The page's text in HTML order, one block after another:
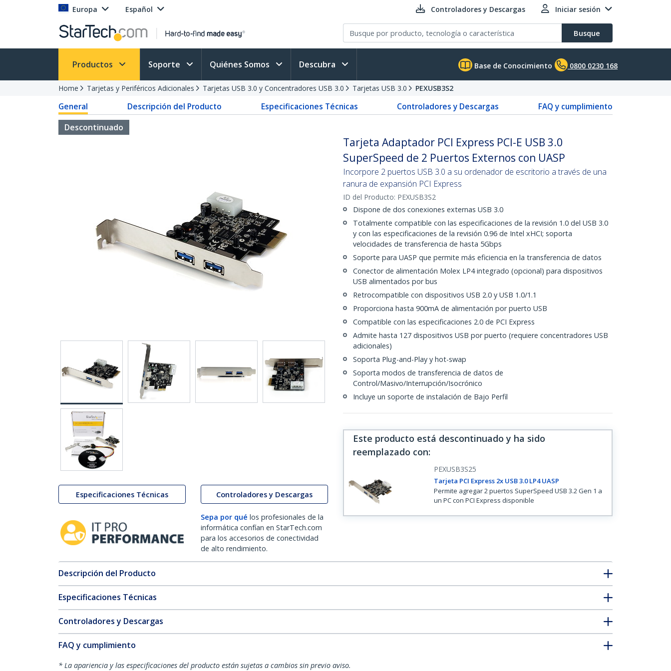
Europa Español Controladores y Descargas Iniciar sesión
Busque
Productos Soporte Quiénes Somos Descubra Base de Conocimiento 0800 0230 168
Home Tarjetas y Periféricos Adicionales Tarjetas USB 3.0 y Concentradores USB 3.0 Tarjetas USB 3.0 PEXUSB3S2
General Descripción del Producto Especificaciones Técnicas Controladores y Descargas
FAQ y cumplimiento
Descontinuado
Especificaciones Técnicas Controladores y Descargas
Sepa por qué los profesionales de la
informática confían en StarTech.com
para los accesorios de conectividad
de alto rendimiento.
Tarjeta Adaptador PCI Express PCI-E USB 3.0
SuperSpeed de 2 Puertos Externos con UASP
Incorpore 2 puertos USB 3.0 a su ordenador de escritorio a través de una
ranura de expansión PCI Express
ID del Producto: PEXUSB3S2
Dispone de dos conexiones externas USB 3.0
Totalmente compatible con las especificaciones de la revisión 1.0 del USB 3.0
y con las especificaciones de la revisión 0.96 de Intel xHCI; soporta
velocidades de transferencia de hasta 5Gbps
Soporte para UASP que permite más eficiencia en la transferencia de datos
Conector de alimentación Molex LP4 integrado (opcional) para dispositivos
USB alimentados por bus
Retrocompatible con dispositivos USB 2.0 y USB 1.0/1.1
Proporciona hasta 900mA de alimentación por puerto USB
Compatible con las especificaciones 2.0 de PCI Express
Admite hasta 127 dispositivos USB por puerto (requiere concentradores USB
adicionales)
Soporta Plug-and-Play y hot-swap
Soporta modos de transferencia de datos de
Control/Masivo/Interrupción/Isocrónico
Incluye un soporte de instalación de Bajo Perfil
Este producto está descontinuado y ha sido
reemplazado con:
PEXUSB3S25
Tarjeta PCI Express 2x USB 3.0 LP4 UASP
Permite agregar 2 puertos SuperSpeed USB 3.2 Gen 1 a
un PC con PCI Express disponible
Descripción del Producto
Especificaciones Técnicas
Controladores y Descargas
FAQ y cumplimiento
* La apariencia y las especificaciones del producto están sujetas a cambios sin previo aviso.